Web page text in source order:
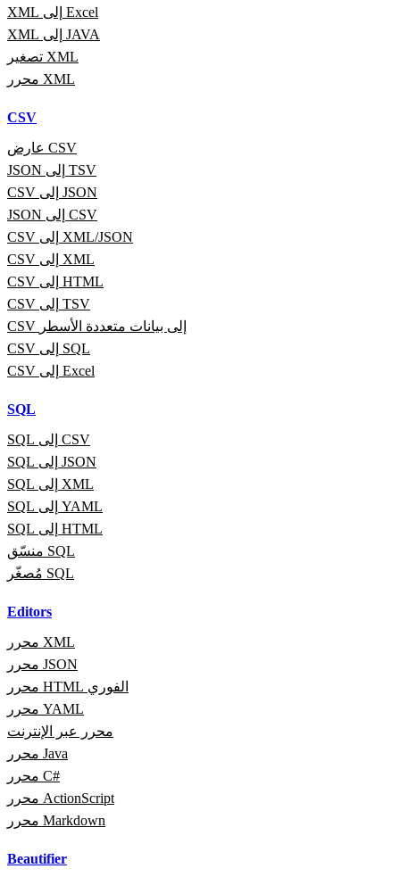
XML إلى Excel
XML إلى JAVA
تصغير XML
محرر XML
CSV
عارض CSV
JSON إلى TSV
CSV إلى JSON
JSON إلى CSV
CSV إلى XML/JSON
CSV إلى XML
CSV إلى HTML
CSV إلى TSV
CSV إلى بيانات متعددة الأسطر
CSV إلى SQL
CSV إلى Excel
SQL
SQL إلى CSV
SQL إلى JSON
SQL إلى XML
SQL إلى YAML
SQL إلى HTML
منسّق SQL
مُصغّر SQL
Editors
محرر XML
محرر JSON
محرر HTML الفوري
محرر YAML
محرر عبر الإنترنت
محرر Java
محرر C#
محرر ActionScript
محرر Markdown
Beautifier